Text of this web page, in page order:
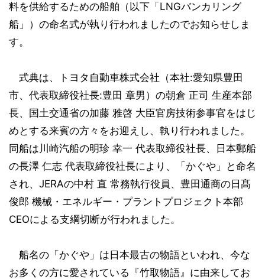
料を供給するための船舶（以下「LNGバンカリング
船」）の命名式が執り行われましたのでお知らせしま
す。
式典は、トヨタ自動車株式会社（本社:愛知県豊田
市、代表取締役社長:豊田 章男）の朝倉 正司 生産本部
長、国土交通省の加藤 雅啓 大臣官房技術参事官をはじ
めとする来賓の方々をお迎えし、執り行われました。
同船は川崎汽船の明珍 幸一 代表取締役社長、日本郵船
の長澤 仁志 代表取締役社長により、「かぐや」と命名
され、JERAの中村 直 常務執行役員、豊田通商の日髙
俊郎 機械・エネルギー・プラントプロジェクト本部
CEOによる支綱切断が行われました。
船名の「かぐや」は日本最古の物語といわれ、今な
お多くの方に愛されている『竹取物語』に由来してお